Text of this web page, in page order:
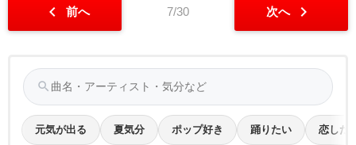
chevron_left 前へ 7/30 次へ chevron_right
search
元気が出る 夏気分 ポップ好き 踊りたい 恋した